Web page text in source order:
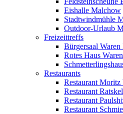
Eishalle Malchow
Stadtwindmühle
Outdoor-Urlaub
Freizeittreffs
Bürgersaal
Rotes Haus
Restaurants
Restaurant
Restaurant
Restaurant
Restaurant